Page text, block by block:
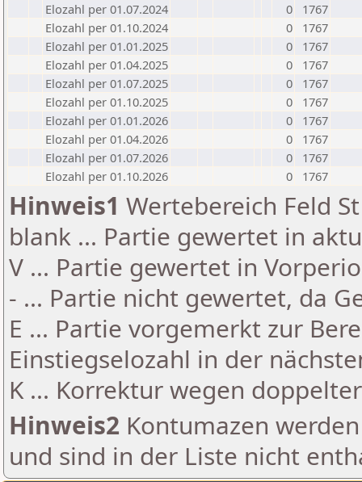
Elozahl per 01.07.2024
0
1767
Elozahl per 01.10.2024
0
1767
Elozahl per 01.01.2025
0
1767
Elozahl per 01.04.2025
0
1767
Elozahl per 01.07.2025
0
1767
Elozahl per 01.10.2025
0
1767
Elozahl per 01.01.2026
0
1767
Elozahl per 01.04.2026
0
1767
Elozahl per 01.07.2026
0
1767
Elozahl per 01.10.2026
0 1767
Hinweis1 Wertebereich Feld
blank ... Partie gewertet in
V ... Partie gewertet in
- ... Partie nicht gewertet, da
E ... Partie vorgemerkt zur
Einstiegselozahl in der
K ... Korrektur wegen
Hinweis2 Kontumazen
und sind in der Liste nicht